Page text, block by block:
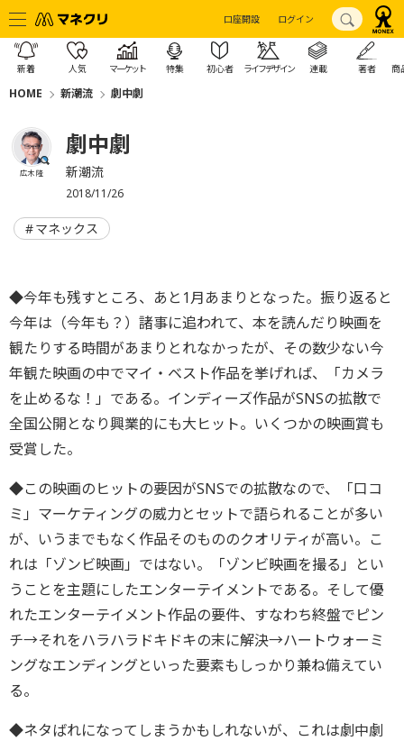
口座開設 ログイン
新着 人気 マーケット 特集 初心者 ライフデザイン 連載 著者 商
HOME 新潮流 劇中劇
広木 隆
劇中劇
新潮流
2018/11/26
マネックス
◆今年も残すところ、あと1月あまりとなった。振り返ると
今年は（今年も？）諸事に追われて、本を読んだり映画を
観たりする時間があまりとれなかったが、その数少ない今
年観た映画の中でマイ・ベスト作品を挙げれば、「カメラ
を止めるな！」である。インディーズ作品がSNSの拡散で
全国公開となり興業的にも大ヒット。いくつかの映画賞も
受賞した。
◆この映画のヒットの要因がSNSでの拡散なので、「口コ
ミ」マーケティングの威力とセットで語られることが多い
が、いうまでもなく作品そのもののクオリティが高い。こ
れは「ゾンビ映画」ではない。「ゾンビ映画を撮る」とい
うことを主題にしたエンターテイメントである。そして優
れたエンターテイメント作品の要件、すなわち終盤でピン
チ→それをハラハラドキドキの末に解決→ハートウォーミ
ングなエンディングといった要素もしっかり兼ね備えてい
る。
◆ネタばれになってしまうかもしれないが、これは劇中劇